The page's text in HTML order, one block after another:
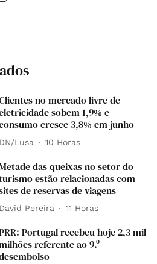
no mercado livre de
sobem 1,9% e
cresce 3,8% em junho
DN/Lusa 10 Horas
das queixas no setor do
estão relacionadas com
de reservas de viagens
David Pereira 11 Horas
Portugal recebeu hoje 2,3 mil
referente ao 9.º